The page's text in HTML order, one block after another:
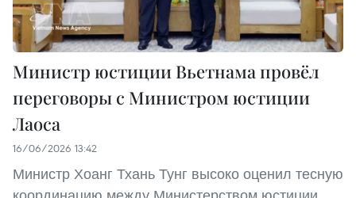
Министр юстиции Вьетнама провёл
переговоры с Министром юстиции
Лаоса
16/06/2026 13:42
Министр Хоанг Тхань Тунг высоко оценил тесную